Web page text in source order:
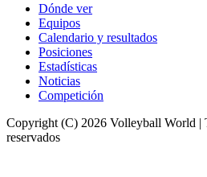
Dónde ver
Equipos
Calendario y resultados
Posiciones
Estadísticas
Noticias
Competición
Copyright (C) 2026 Volleyball World |
reservados